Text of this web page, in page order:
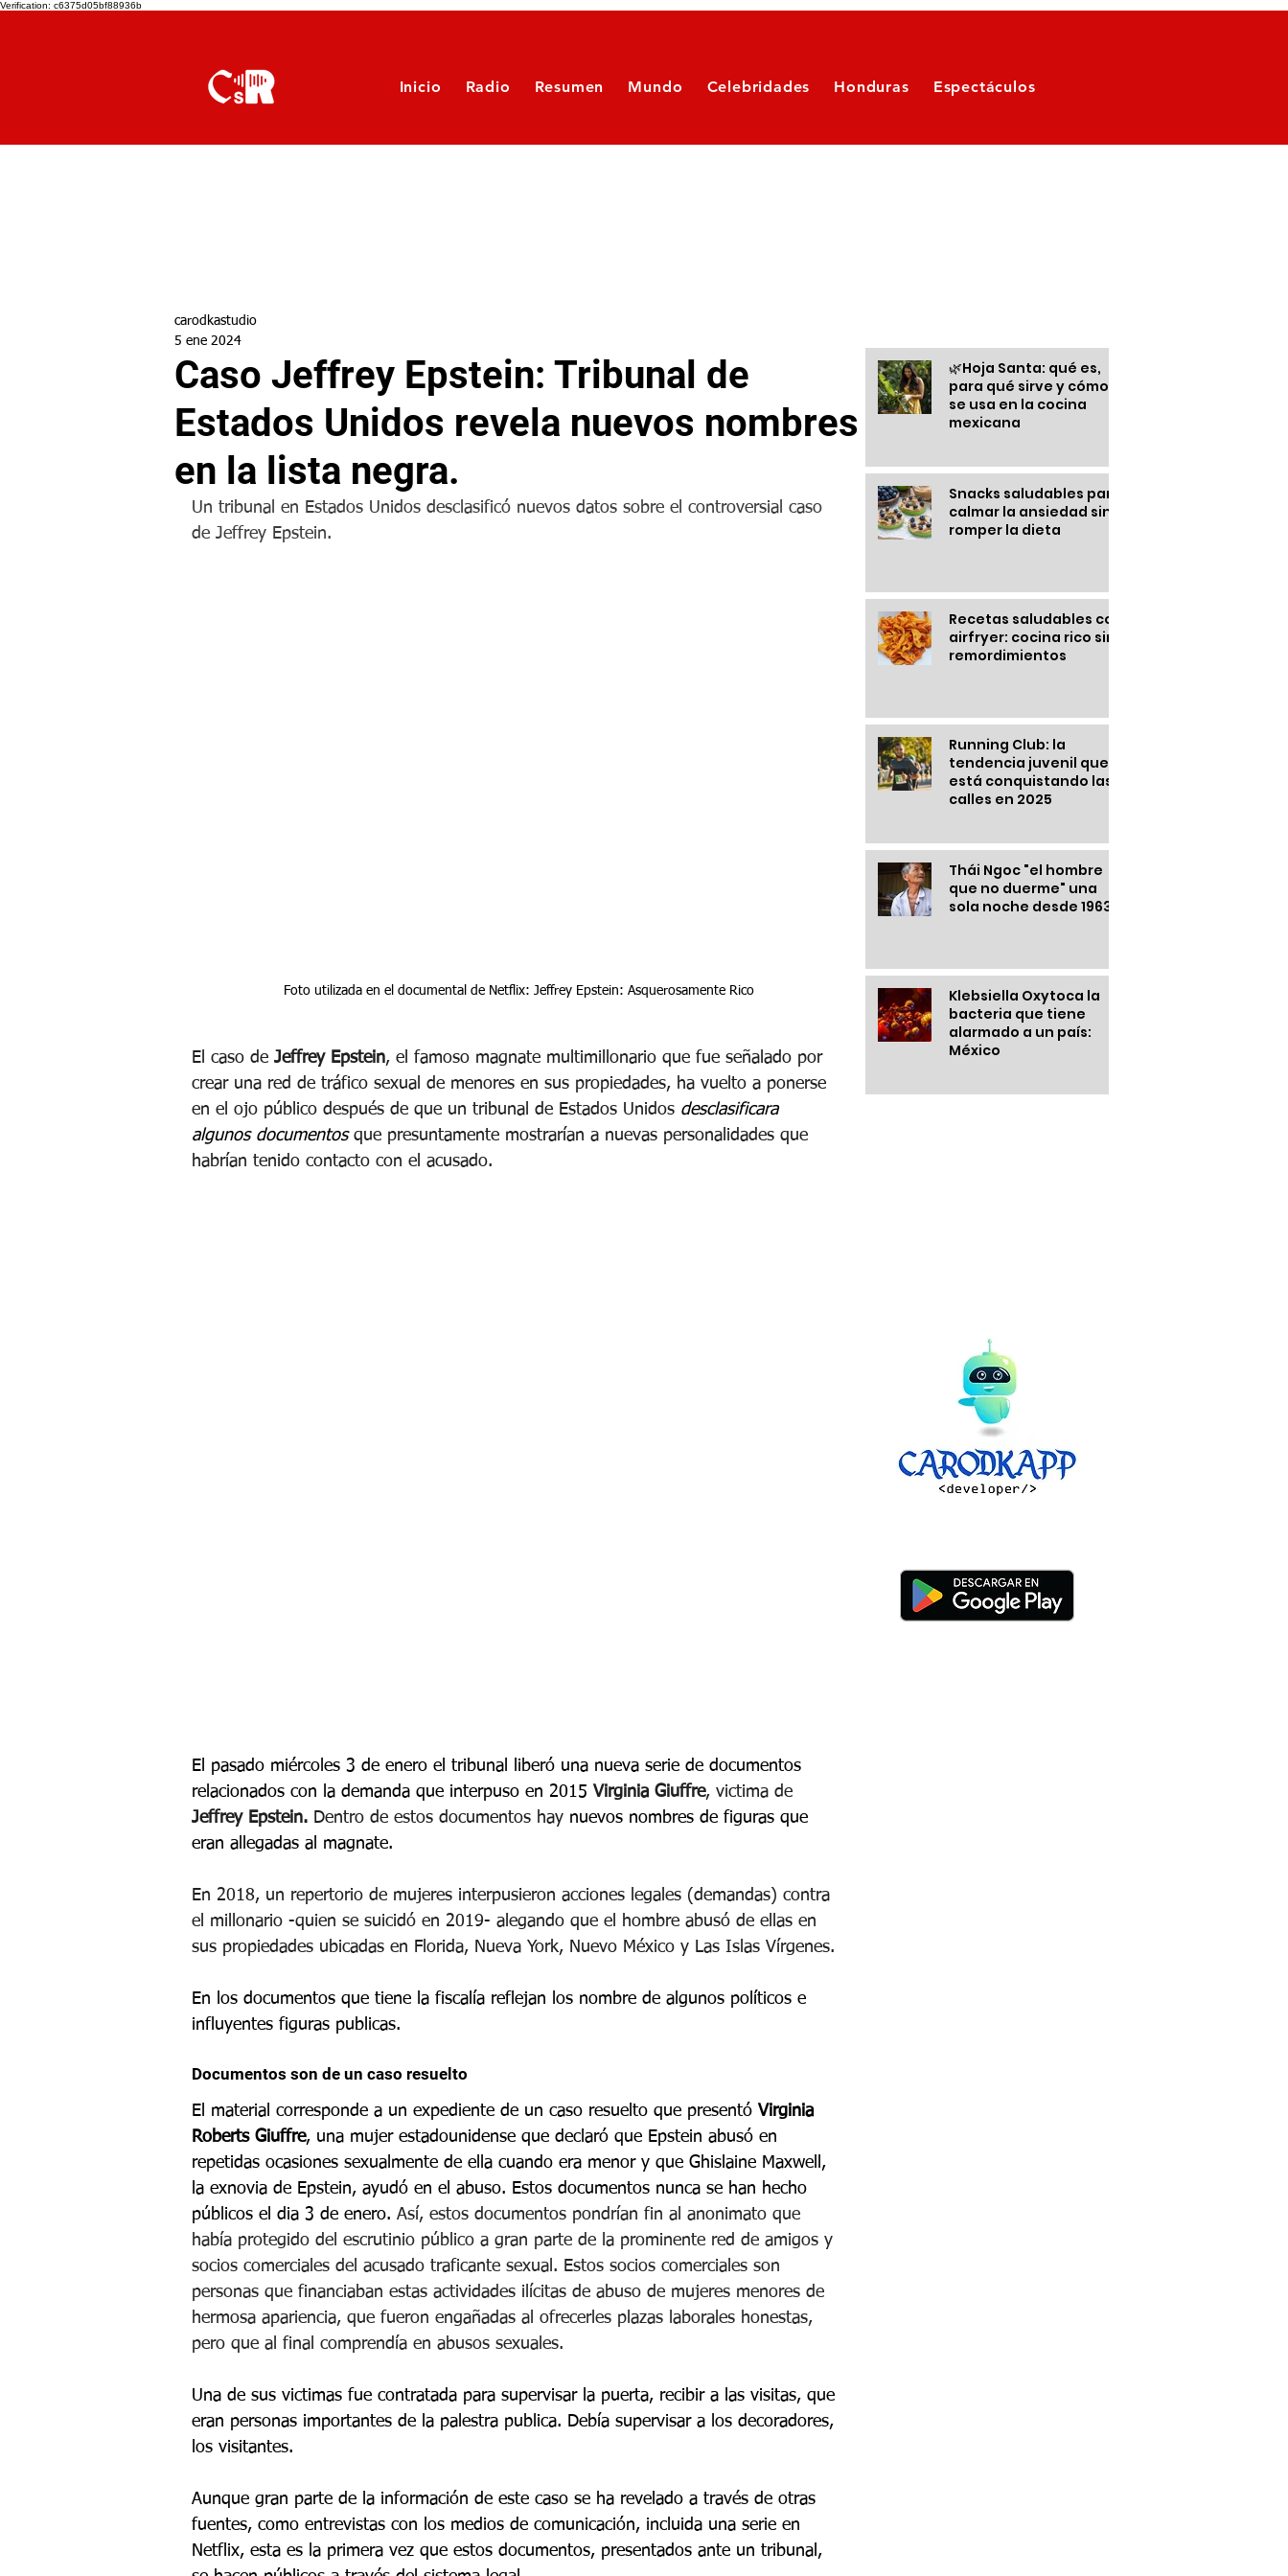
Verification: c6375d05bf88936b
Inicio Radio Resumen Mundo Celebridades Honduras Espectáculos
Caso Jeffrey Epstein: Tribunal de
Estados Unidos revela nuevos nombres
en la lista negra.
carodkastudio
5 ene 2024
Un tribunal en Estados Unidos desclasificó nuevos datos sobre el controversial caso
de Jeffrey Epstein.
Foto utilizada en el documental de Netflix: Jeffrey Epstein: Asquerosamente Rico
El caso de Jeffrey Epstein, el famoso magnate multimillonario que fue señalado por
crear una red de tráfico sexual de menores en sus propiedades, ha vuelto a ponerse
en el ojo público después de que un tribunal de Estados Unidos desclasificara
algunos documentos que presuntamente mostrarían a nuevas personalidades que
habrían tenido contacto con el acusado.
El pasado miércoles 3 de enero el tribunal liberó una nueva serie de documentos
relacionados con la demanda que interpuso en 2015 Virginia Giuffre, victima de
Jeffrey Epstein. Dentro de estos documentos hay nuevos nombres de figuras que
eran allegadas al magnate.
En 2018, un repertorio de mujeres interpusieron acciones legales (demandas) contra
el millonario -quien se suicidó en 2019- alegando que el hombre abusó de ellas en
sus propiedades ubicadas en Florida, Nueva York, Nuevo México y Las Islas Vírgenes.
En los documentos que tiene la fiscalía reflejan los nombre de algunos políticos e
influyentes figuras publicas.
Documentos son de un caso resuelto
El material corresponde a un expediente de un caso resuelto que presentó Virginia
Roberts Giuffre, una mujer estadounidense que declaró que Epstein abusó en
repetidas ocasiones sexualmente de ella cuando era menor y que Ghislaine Maxwell,
la exnovia de Epstein, ayudó en el abuso. Estos documentos nunca se han hecho
públicos el dia 3 de enero. Así, estos documentos pondrían fin al anonimato que
había protegido del escrutinio público a gran parte de la prominente red de amigos y
socios comerciales del acusado traficante sexual. Estos socios comerciales son
personas que financiaban estas actividades ilícitas de abuso de mujeres menores de
hermosa apariencia, que fueron engañadas al ofrecerles plazas laborales honestas,
pero que al final comprendía en abusos sexuales.
Una de sus victimas fue contratada para supervisar la puerta, recibir a las visitas, que
eran personas importantes de la palestra publica. Debía supervisar a los decoradores,
los visitantes.
Aunque gran parte de la información de este caso se ha revelado a través de otras
fuentes, como entrevistas con los medios de comunicación, incluida una serie en
Netflix, esta es la primera vez que estos documentos, presentados ante un tribunal,
🌿Hoja Santa: qué es,
para qué sirve y cómo
se usa en la cocina
mexicana
Snacks saludables para
calmar la ansiedad sin
romper la dieta
Recetas saludables con
airfryer: cocina rico sin
remordimientos
Running Club: la
tendencia juvenil que
está conquistando las
calles en 2025
Thái Ngoc "el hombre
que no duerme" una
sola noche desde 1963
Klebsiella Oxytoca la
bacteria que tiene
alarmado a un país:
México